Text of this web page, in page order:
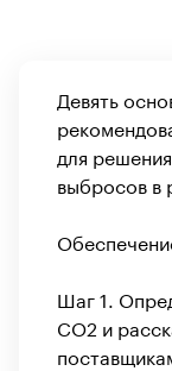
Девять
для
выбросов в
Шаг 1.
CO2 и